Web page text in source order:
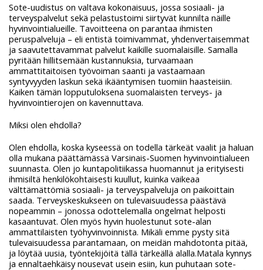
Sote-uudistus on valtava kokonaisuus, jossa sosiaali- ja
terveyspalvelut sekä pelastustoimi siirtyvät kunnilta näille
hyvinvointialueille. Tavoitteena on parantaa ihmisten
peruspalveluja – eli entistä toimivammat, yhdenvertaisemmat
ja saavutettavammat palvelut kaikille suomalaisille. Samalla
pyritään hillitsemään kustannuksia, turvaamaan
ammattitaitoisen työvoiman saanti ja vastaamaan
syntyvyyden laskun sekä ikääntymisen tuomiin haasteisiin.
Kaiken tämän lopputuloksena suomalaisten terveys- ja
hyvinvointierojen on kavennuttava.
Miksi olen ehdolla?
Olen ehdolla, koska kyseessä on todella tärkeät vaalit ja haluan
olla mukana päättämässä Varsinais-Suomen hyvinvointialueen
suunnasta. Olen jo kuntapolitiikassa huomannut ja erityisesti
ihmisiltä henkilökohtaisesti kuullut, kuinka vaikeaa
välttämättömiä sosiaali- ja terveyspalveluja on paikoittain
saada. Terveyskeskukseen on tulevaisuudessa päästävä
nopeammin – jonossa odottelemalla ongelmat helposti
kasaantuvat. Olen myös hyvin huolestunut sote-alan
ammattilaisten työhyvinvoinnista. Mikäli emme pysty sitä
tulevaisuudessa parantamaan, on meidän mahdotonta pitää,
ja löytää uusia, työntekijöitä tällä tärkeällä alalla.Matala kynnys
ja ennaltaehkäisy nousevat usein esiin, kun puhutaan sote-